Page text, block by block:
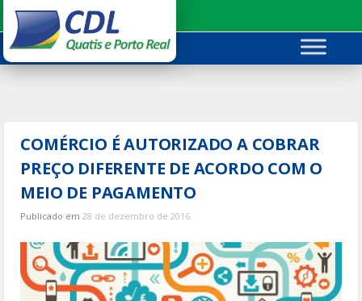
para
conteúdo
COMÉRCIO É AUTORIZADO A COBRAR
PREÇO DIFERENTE DE ACORDO COM O
MEIO DE PAGAMENTO
Publicado em28 de dezembro de 2016